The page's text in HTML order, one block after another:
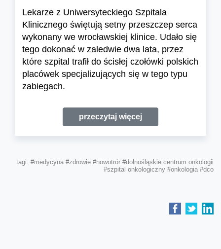
Lekarze z Uniwersyteckiego Szpitala
Klinicznego świętują setny przeszczep serca
wykonany we wrocławskiej klinice. Udało się
tego dokonać w zaledwie dwa lata, przez
które szpital trafił do ścisłej czołówki polskich
placówek specjalizujących się w tego typu
zabiegach.
przeczytaj więcej
tagi: #medycyna #zdrowie #nowotrór #dolnośląskie centrum onkologii
#szpital onkologiczny #onkologia #dco